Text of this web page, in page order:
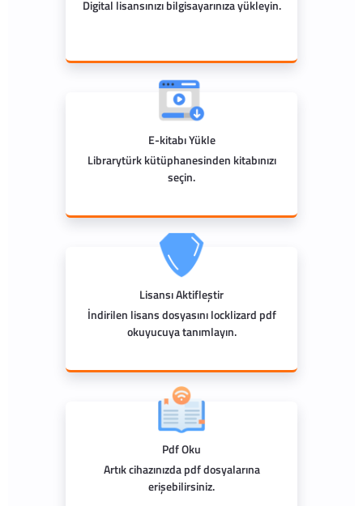
Digital lisansınızı bilgisayarınıza yükleyin.
E-kitabı Yükle
Librarytürk kütüphanesinden kitabınızı
seçin.
Lisansı Aktifleştir
İndirilen lisans dosyasını locklizard pdf
okuyucuya tanımlayın.
Pdf Oku
Artık cihazınızda pdf dosyalarına
erişebilirsiniz.